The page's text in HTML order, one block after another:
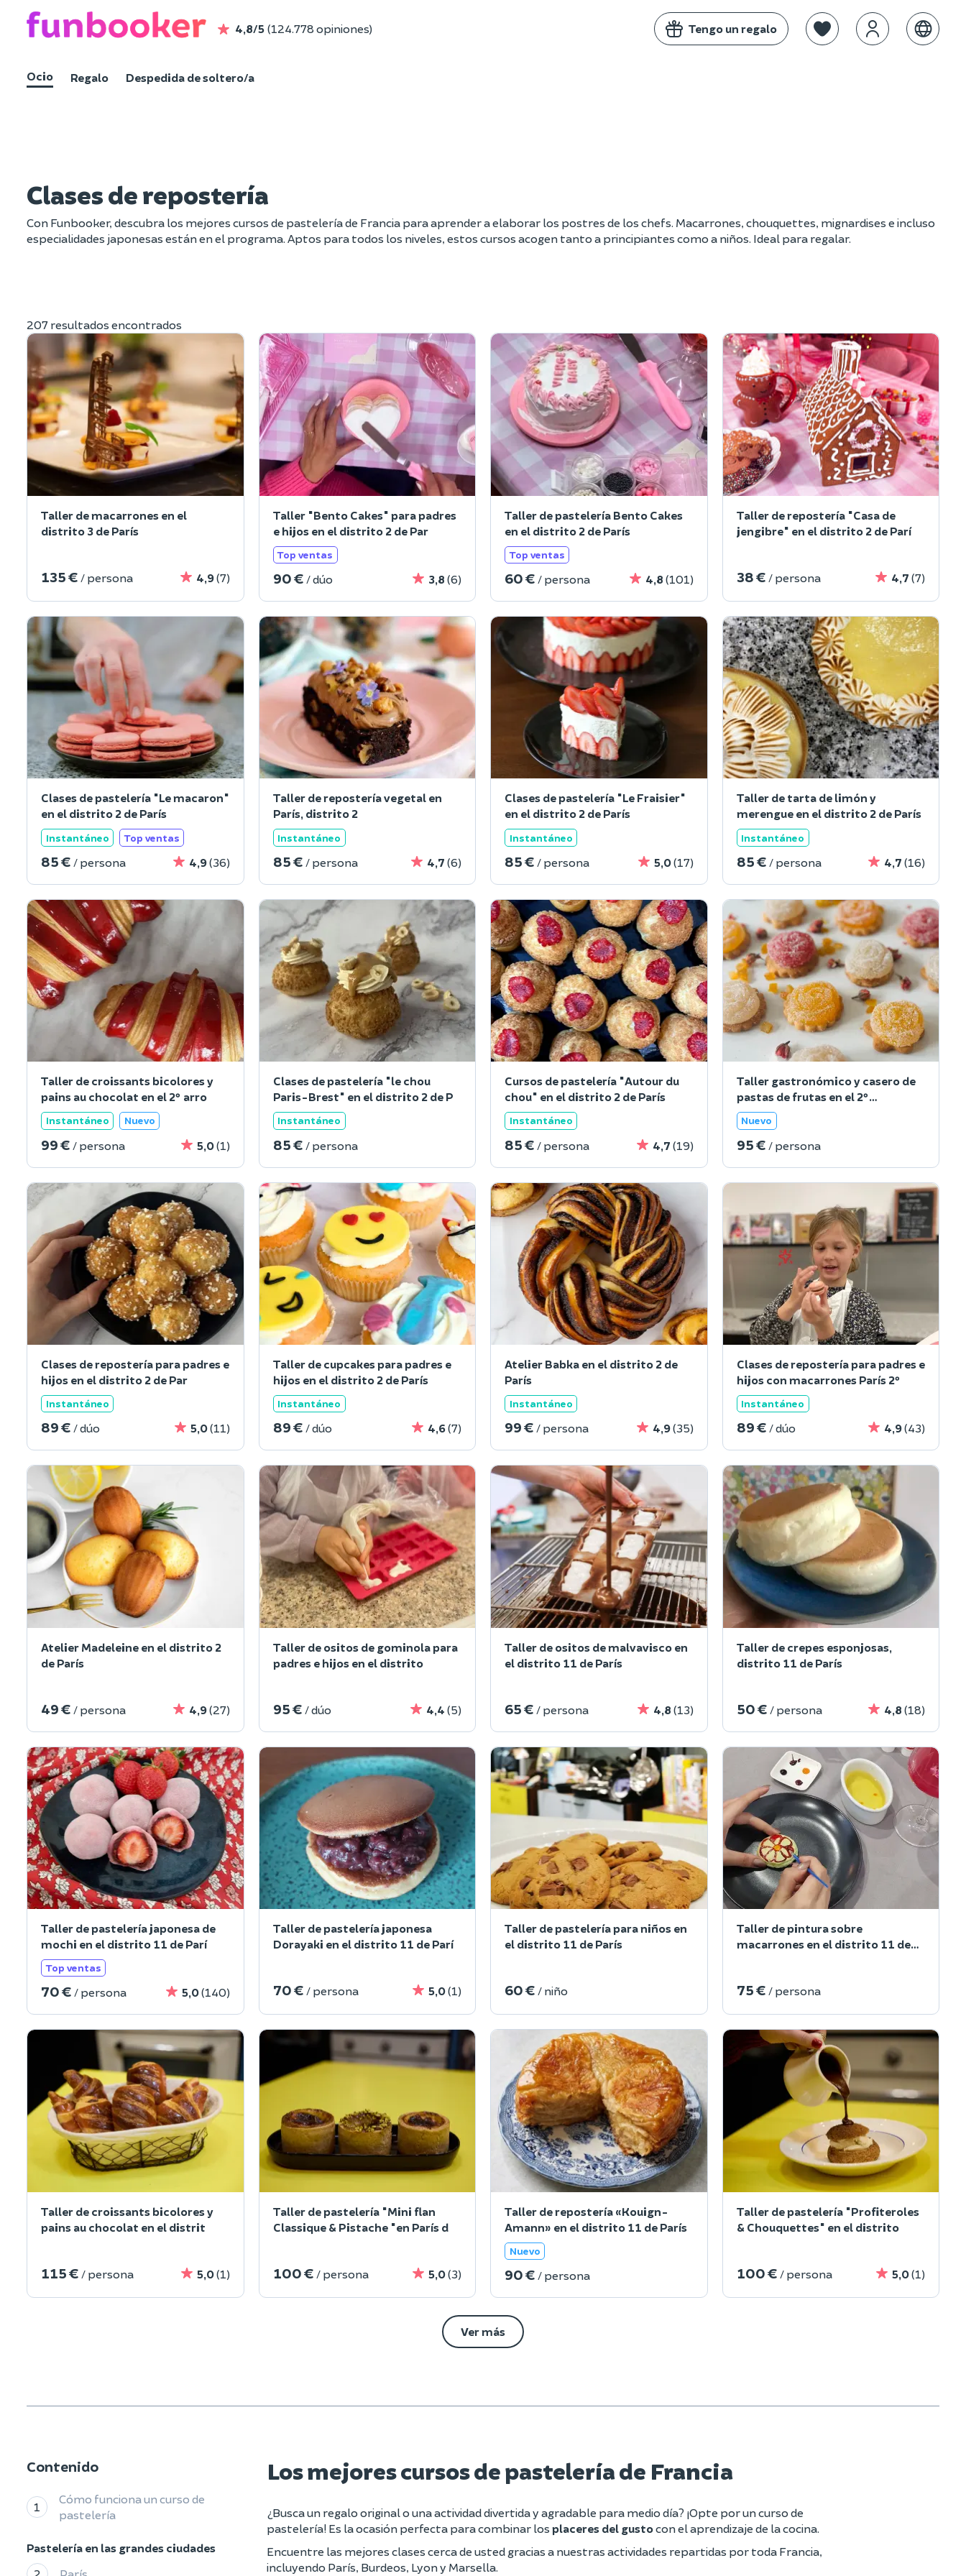
4,8/5 (124.778 opiniones) Tengo un regalo
Ocio Regalo Despedida de soltero/a
Clases de repostería
Con Funbooker, descubra los mejores cursos de pastelería de Francia para aprender a elaborar los postres de los chefs. Macarrones, chouquettes, mignardises e incluso
especialidades japonesas están en el programa. Aptos para todos los niveles, estos cursos acogen tanto a principiantes como a niños. Ideal para regalar.
207 resultados encontrados
Taller de macarrones en el
distrito 3 de París
135 € / persona 4,9(7)
Taller "Bento Cakes" para padres
e hijos en el distrito 2 de Par
Top ventas
90 € / dúo 3,8 (6)
Taller de pastelería Bento Cakes
en el distrito 2 de París
Top ventas
60 € / persona 4,8 (101)
Taller de repostería "Casa de
jengibre" en el distrito 2 de Parí
38 € / persona 4,7 (7)
Clases de pastelería "Le macaron"
en el distrito 2 de París
Instantáneo Top ventas
85 € / persona 4,9(36)
Taller de repostería vegetal en
París, distrito 2
Instantáneo
85 € / persona 4,7 (6)
Clases de pastelería "Le Fraisier"
en el distrito 2 de París
Instantáneo
85 € / persona 5,0(17)
Taller de tarta de limón y
merengue en el distrito 2 de París
Instantáneo
85 € / persona 4,7 (16)
Taller de croissants bicolores y
pains au chocolat en el 2º arro
Instantáneo Nuevo
99 € / persona 5,0(1)
Clases de pastelería "le chou
Paris-Brest" en el distrito 2 de P
Instantáneo
85 € / persona
Cursos de pastelería "Autour du
chou" en el distrito 2 de París
Instantáneo
85 € / persona 4,7 (19)
Taller gastronómico y casero de
pastas de frutas en el 2º
arrondissement de París
Nuevo
95 € / persona
Clases de repostería para padres e
hijos en el distrito 2 de Par
Instantáneo
89 € / dúo 5,0(11)
Taller de cupcakes para padres e
hijos en el distrito 2 de París
Instantáneo
89 € / dúo 4,6(7)
Atelier Babka en el distrito 2 de
París
Instantáneo
99 € / persona 4,9(35)
Clases de repostería para padres e
hijos con macarrones París 2º
Instantáneo
89 € / dúo 4,9(43)
Atelier Madeleine en el distrito 2
de París
49 € / persona 4,9(27)
Taller de ositos de gominola para
padres e hijos en el distrito
95 € / dúo 4,4 (5)
Taller de ositos de malvavisco en
el distrito 11 de París
65 € / persona 4,8 (13)
Taller de crepes esponjosas,
distrito 11 de París
50 € / persona 4,8 (18)
Taller de pastelería japonesa de
mochi en el distrito 11 de Parí
Top ventas
70 € / persona 5,0(140)
Taller de pastelería japonesa
Dorayaki en el distrito 11 de Parí
70 € / persona 5,0(1)
Taller de pastelería para niños en
el distrito 11 de París
60 € / niño
Taller de pintura sobre
macarrones en el distrito 11 de
75 € / persona
Taller de croissants bicolores y
pains au chocolat en el distrit
115 € / persona 5,0(1)
Taller de pastelería "Mini flan
Classique & Pistache "en París d
100 € / persona 5,0(3)
Taller de repostería «Kouign-
Amann» en el distrito 11 de París
Nuevo
90 € / persona
Taller de pastelería "Profiteroles
& Chouquettes" en el distrito
100 € / persona 5,0(1)
Ver más
Contenido
1
Cómo funciona un curso de
pastelería
Pastelería en las grandes ciudades
Los mejores cursos de pastelería de Francia
¿Busca un regalo original o una actividad divertida y agradable para medio día? ¡Opte por un curso de
pastelería! Es la ocasión perfecta para combinar los placeres del gustocon el aprendizaje de la cocina.
Encuentre las mejores clases cerca de usted gracias a nuestras actividades repartidas por toda Francia,
incluyendo París, Burdeos, Lyon y Marsella.